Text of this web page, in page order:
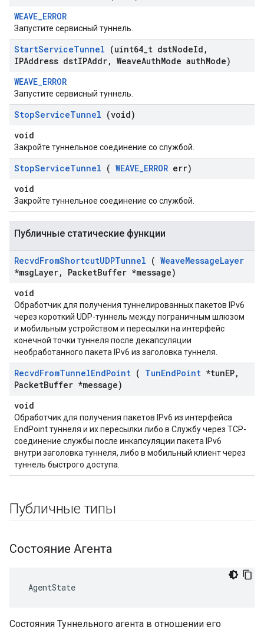
WEAVE_ERROR
Запустите сервисный туннель.
StartServiceTunnel (uint64 t dstNodeId ,
IPAddress dstIPAddr, WeaveAuthMode authMode)
WEAVE_ERROR
Запустите сервисный туннель.
StopServiceTunnel (void)
void
Закройте туннельное соединение со службой.
StopServiceTunnel ( WEAVE_ERROR err)
void
Закройте туннельное соединение со службой.
Публичные статические функции
RecvdFromShortcutUDPTunnel ( WeaveMessageLayer
*msgLayer, PacketBuffer *message)
void
Обработчик для получения туннелированных пакетов IPv6
через короткий UDP-туннель между пограничным шлюзом
и мобильным устройством и пересылки на интерфейс
конечной точки туннеля после декапсуляции
необработанного пакета IPv6 из заголовка туннеля.
RecvdFromTunnelEndPoint ( TunEndPoint *tunEP,
PacketBuffer *message)
void
Обработчик для получения пакетов IPv6 из интерфейса
EndPoint туннеля и их пересылки либо в Службу через TCP-
соединение службы после инкапсуляции пакета IPv6
внутри заголовка туннеля, либо в мобильный клиент через
туннель быстрого доступа.
Публичные типы
Состояние Агента
AgentState
Состояния Туннельного агента в отношении его